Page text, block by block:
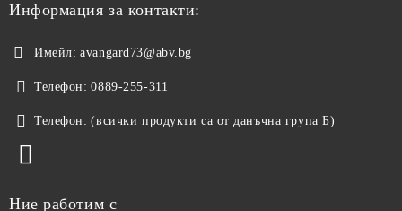
Информация за контакти:
Имейл: avangard73@abv.bg
Телефон: 0889-255-311
Телефон: (всички продукти са от данъчна група Б)
Ние работим с